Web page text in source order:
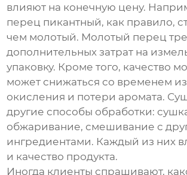
влияют на конечную цену.
перец пикантный, как правило,
чем молотый. Молотый перец
дополнительных затрат на
упаковку. Кроме того, качество
может снижаться со временем
окисления и потери аромата.
другие способы обработки:
обжаривание, смешивание с
ингредиентами. Каждый из них
и качество продукта.
Иногда клиенты спрашивают,